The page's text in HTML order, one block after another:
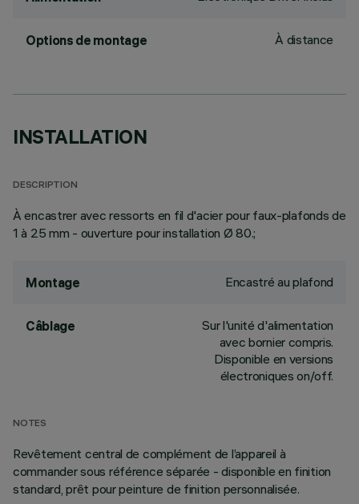
Options de montage À distance
INSTALLATION
DESCRIPTION
À encastrer avec ressorts en fil d'acier pour faux-plafonds de
1 à 25 mm - ouverture pour installation Ø 80.;
Montage Encastré au plafond
Câblage
Sur l'unité d'alimentation
avec bornier compris.
Disponible en versions
électroniques on/off.
NOTES
Revêtement central de complément de l’appareil à
commander sous référence séparée - disponible en finition
standard, prêt pour peinture de finition personnalisée.